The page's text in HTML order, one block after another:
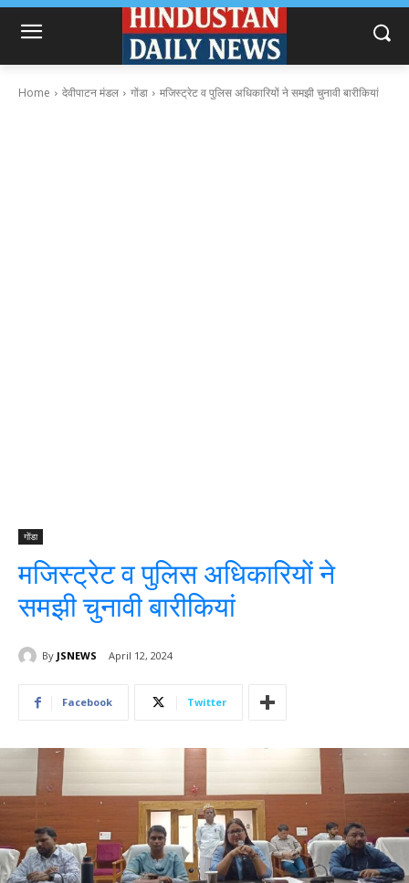
Home देवीपाटन मंडल गोंडा मजिस्ट्रेट व पुलिस अधिकारियों ने समझी चुनावी बारीकियां
गोंडा
मजिस्ट्रेट व पुलिस अधिकारियों ने
समझी चुनावी बारीकियां
By JSNEWS April 12, 2024
Facebook Twitter